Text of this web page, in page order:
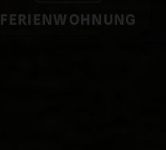
FERIEN­WOHNUNG